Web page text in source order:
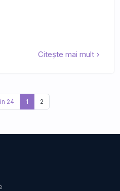
Citește mai mult
24 1 2